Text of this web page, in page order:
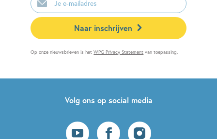
mailadres
Naar inschrijven
Op onze nieuwsbrieven is hetWPG Privacy Statement van toepassing.
Volg ons op social media